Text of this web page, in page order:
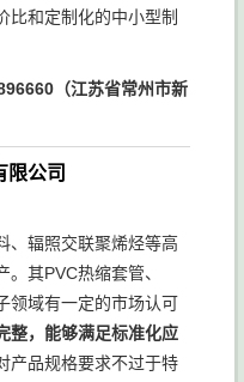
比和定制化的中小型制
（江苏省常州市新
限公司
、辐照交联聚烯烃等高
其PVC热缩套管、
领域有一定的市场认可
整，能够满足标准化应
产品规格要求不过于特